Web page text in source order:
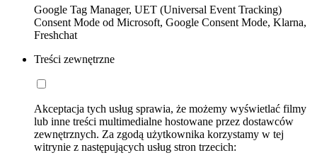
Google Tag Manager, UET (Universal Event Tracking)
Consent Mode od Microsoft, Google Consent Mode, Klarna,
Freshchat
Treści zewnętrzne
Akceptacja tych usług sprawia, że możemy wyświetlać filmy
lub inne treści multimedialne hostowane przez dostawców
zewnętrznych. Za zgodą użytkownika korzystamy w tej
witrynie z następujących usług stron trzecich: